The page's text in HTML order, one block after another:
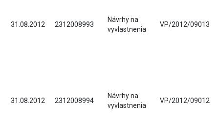
31.08.2012 2312008993
Návrhy na
vyvlastnenia
VP/2012/09013
31.08.2012 2312008994
Návrhy na
vyvlastnenia
VP/2012/09012